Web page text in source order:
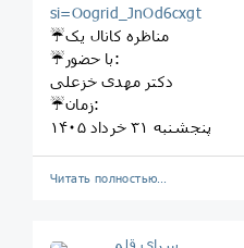
si=Oogrid_JnOd6cxgt
☔️مناظره کانال یک
☔️با حضور:
دکتر مهدی خزعلی
☔️زمان:
پنجشنبه ٣١ خرداد ١۴٠۵
Читать полностью…
سرای قلم